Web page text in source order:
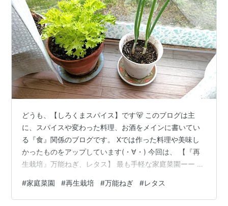
どうも、【しろくまスパイス】です🐻 このブログは主
に、スパイスや変わった料理、お酒をメインに書いてい
る『食』関係のブログです。 Xでは作った料理や美味し
かったものをアップしています(・∀・) 今回は、 【『再
生栽培』万能ねぎ、レタス】 最も手軽な家庭菜園ーー 再
いですね。（リボーン ベジタブル） スーパーで買ってき
た野菜の残りを植えるだけ。 再生栽培といえば豆苗が一
#家庭菜園 #再生栽培 #万能ねぎ #レタス